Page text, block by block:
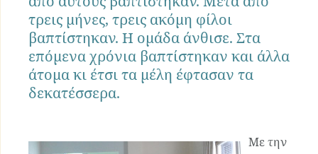
τρεις μήνες, τρεις ακόμη φίλοι
βαπτίστηκαν. Η ομάδα άνθισε. Στα
επόμενα χρόνια βαπτίστηκαν και άλλα
άτομα κι έτσι τα μέλη έφτασαν τα
δεκατέσσερα.
Με την